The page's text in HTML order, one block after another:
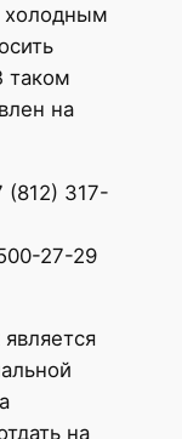
холодным
таком
на
(812) 317-
27-29
на